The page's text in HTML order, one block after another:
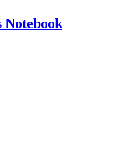
Notebook